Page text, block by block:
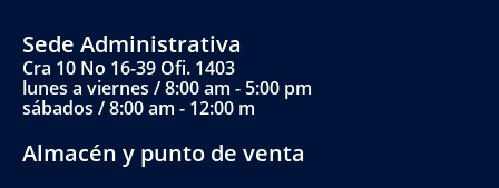
Sede Administrativa
Cra 10 No 16-39 Ofi. 1403
lunes a viernes / 8:00 am - 5:00 pm
sábados / 8:00 am - 12:00 m
Almacén y punto de venta